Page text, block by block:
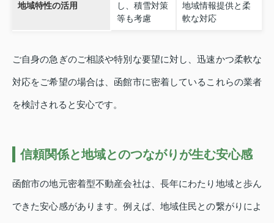
地域特性の活用
し、積雪対策
等も考慮
地域情報提供と柔
軟な対応
ご自身の急ぎのご相談や特別な要望に対し、迅速かつ柔軟な
対応をご希望の場合は、函館市に密着しているこれらの業者
を検討されると安心です。
信頼関係と地域とのつながりが生む安心感
函館市の地元密着型不動産会社は、長年にわたり地域と歩ん
できた安心感があります。例えば、地域住民との繋がりによ